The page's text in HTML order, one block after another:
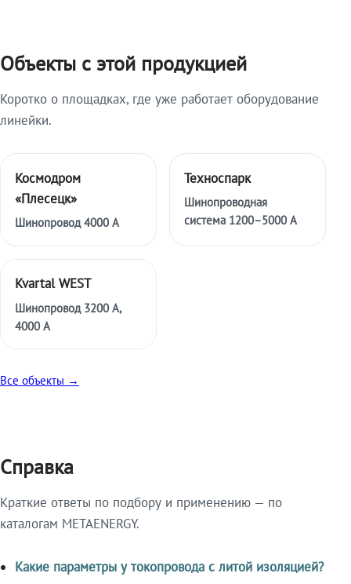
Объекты с этой продукцией
Коротко о площадках, где уже работает оборудование
линейки.
Космодром
«Плесецк»
Шинопровод 4000 А
Техноспарк
Шинопроводная
система 1200–5000 А
Kvartal WEST
Шинопровод 3200 А,
4000 А
Все объекты →
Справка
Краткие ответы по подбору и применению — по
каталогам METAENERGY.
Какие параметры у токопровода с литой изоляцией?